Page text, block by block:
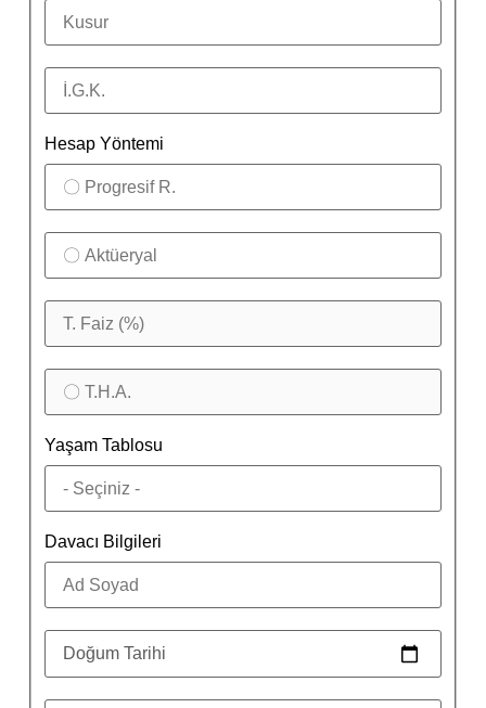
Hesap Yöntemi
Yaşam Tablosu
Davacı Bilgileri